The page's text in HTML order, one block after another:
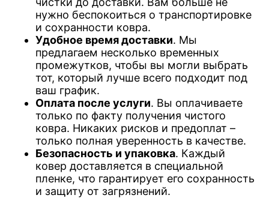
нужно беспокоиться о транспортировке
и сохранности ковра.
Удобное время доставки. Мы
предлагаем несколько временных
промежутков, чтобы вы могли выбрать
тот, который лучше всего подходит под
ваш график.
Оплата после услуги. Вы оплачиваете
только по факту получения чистого
ковра. Никаких рисков и предоплат –
только полная уверенность в качестве.
Безопасность и упаковка. Каждый
ковер доставляется в специальной
пленке, что гарантирует его сохранность
и защиту от загрязнений.